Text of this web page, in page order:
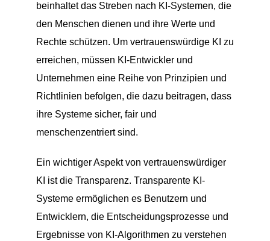
beinhaltet das Streben nach KI-Systemen, die
den Menschen dienen und ihre Werte und
Rechte schützen. Um vertrauenswürdige KI zu
erreichen, müssen KI-Entwickler und
Unternehmen eine Reihe von Prinzipien und
Richtlinien befolgen, die dazu beitragen, dass
ihre Systeme sicher, fair und
menschenzentriert sind.
Ein wichtiger Aspekt von vertrauenswürdiger
KI ist die Transparenz. Transparente KI-
Systeme ermöglichen es Benutzern und
Entwicklern, die Entscheidungsprozesse und
Ergebnisse von KI-Algorithmen zu verstehen